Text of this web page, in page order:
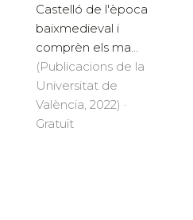
Castelló de l'època
baixmedieval i
comprèn els ma...
(Publicacions de la
Universitat de
València, 2022) ·
Gratuït